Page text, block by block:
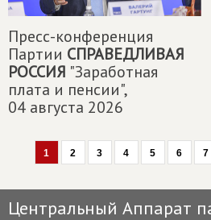
Пресс-конференция
Партии СПРАВЕДЛИВАЯ
РОССИЯ "Заработная
плата и пенсии",
04 августа 2026
1 2 3 4 5 6 7
Центральный Аппарат